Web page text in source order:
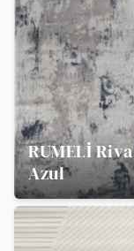
RUMELİRiva
Azul